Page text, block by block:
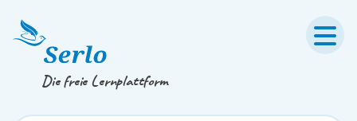
Springe zum
Die freie Lernplattform